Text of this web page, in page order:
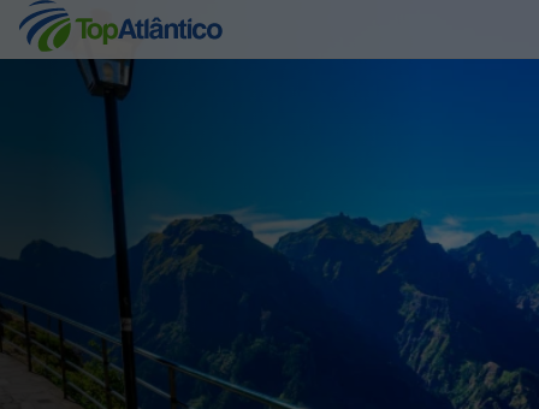
Voos + Hotel
Pacotes de Férias